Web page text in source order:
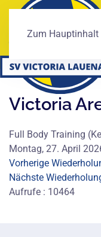
Zum Hauptinhalt
Victoria
Full Body Training
Montag, 27. April
Vorherige
Nächste
Aufrufe : 10464